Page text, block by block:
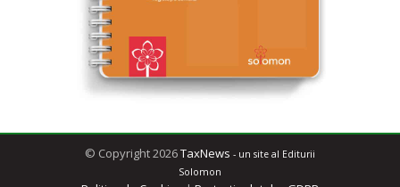
© Copyright 2026TaxNews - un site al Editurii
Solomon